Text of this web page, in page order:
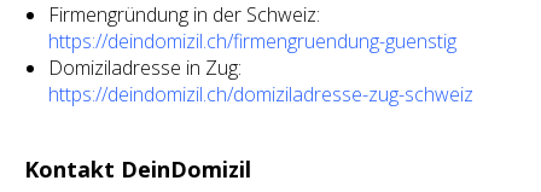
Firmengründung in der Schweiz:
https://deindomizil.ch/firmengruendung-guenstig
Domiziladresse in Zug:
https://deindomizil.ch/domiziladresse-zug-schweiz
Kontakt DeinDomizil